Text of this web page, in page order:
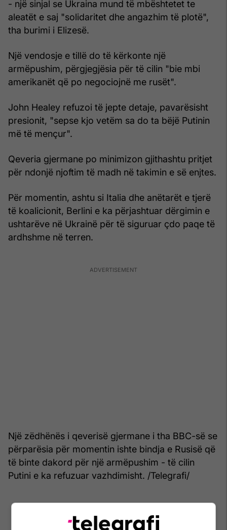
- një sinjal se Ukraina mund të mbështetet te
aleatët e saj "solidaritet dhe angazhim të plotë",
tha burimi i Elizesë.
Një vendosje e tillë do të kërkonte një
armëpushim, përgjegjësia për të cilin "bie mbi
amerikanët që po negociojnë me rusët".
John Healey refuzoi të jepte detaje, pavarësisht
presionit, "sepse kjo vetëm sa do ta bëjë Putinin
më të mençur".
Qeveria gjermane po minimizon gjithashtu pritjet
për ndonjë njoftim të madh në takimin e së enjtes.
Për momentin, ashtu si Italia dhe anëtarët e tjerë
të koalicionit, Berlini e ka përjashtuar dërgimin e
ushtarëve në Ukrainë për të siguruar çdo paqe të
ardhshme në terren.
Një zëdhënës i qeverisë gjermane i tha BBC-së se
përparësia për momentin ishte bindja e Rusisë që
të binte dakord për një armëpushim - të cilin
Putini e ka refuzuar vazhdimisht. /Telegrafi/